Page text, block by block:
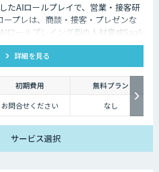
たAIロールプレイで、営業・接客研
ープレは、商談・接客・プレゼンな
ロールプレイング型の人材育成SaaS
トレーニングと動画フィードバック
フの早期戦力化と教育の属人化解消
詳細を見る
初期費用
無料プラン
お問合せください なし
サービス選択